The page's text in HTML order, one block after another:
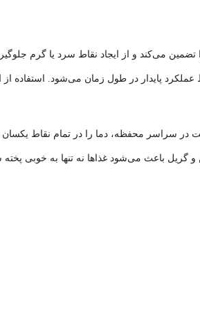
می‌کند و از ایجاد نقاط سرد یا گرم
پایدار در طول زمان می‌شود. استفاده
سراسر محفظه، دما را در تمام نقاط یکسان
باعث می‌شود غذاها نه تنها به خوبی پخته